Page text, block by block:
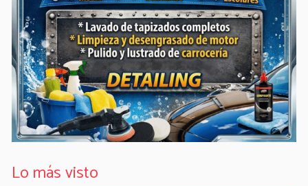
Lo más visto